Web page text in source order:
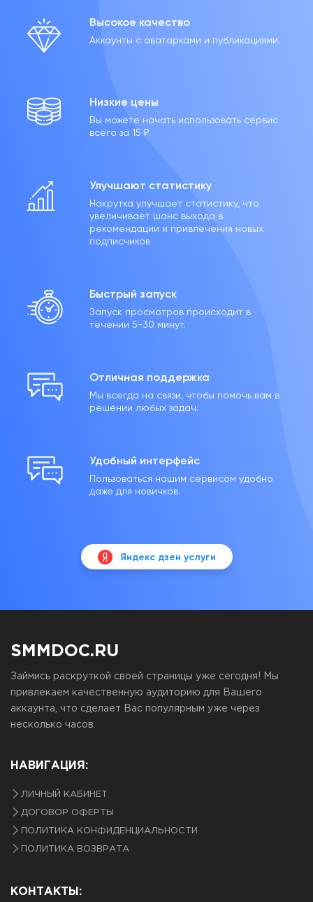
Высокое качество
Аккаунты с аватарками и публикациями.
Низкие цены
Вы можете начать использовать сервис
всего за 15 ₽.
Улучшают статистику
Накрутка улучшает статистику, что
увеличивает шанс выхода в
рекомендации и привлечения новых
подписчиков
Быстрый запуск
Запуск просмотров происходит в
течении 5-30 минут.
Отличная поддержка
Мы всегда на связи, чтобы помочь вам в
решении любых задач.
Удобный интерфейс
Пользоваться нашим сервисом удобно
даже для новичков.
Яндекс дзен услуги
SMMDOC.RU
Займись раскруткой своей страницы уже сегодня! Мы
привлекаем качественную аудиторию для Вашего
аккаунта, что сделает Вас популярным уже через
несколько часов.
НАВИГАЦИЯ:
ЛИЧНЫЙ КАБИНЕТ
ДОГОВОР ОФЕРТЫ
ПОЛИТИКА КОНФИДЕНЦИАЛЬНОСТИ
ПОЛИТИКА ВОЗВРАТА
КОНТАКТЫ: